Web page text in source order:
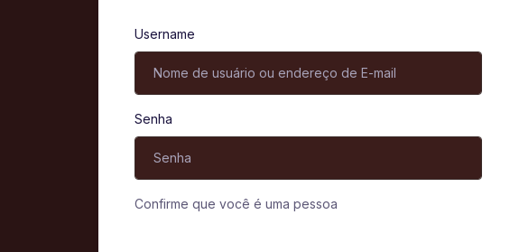
Username
Senha
Confirme que você é uma pessoa